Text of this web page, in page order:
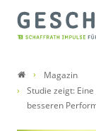
Magazin
Studie zeigt:
besseren